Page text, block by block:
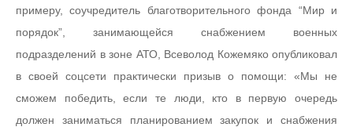
примеру, соучредитель благотворительного фонда “Мир и
порядок”, занимающейся снабжением военных
подразделений в зоне АТО, Всеволод Кожемяко опубликовал
в своей соцсети практически призыв о помощи: «Мы не
сможем победить, если те люди, кто в первую очередь
должен заниматься планированием закупок и снабжения